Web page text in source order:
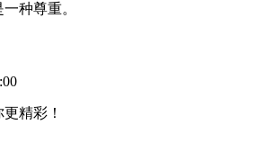
种尊重。
精彩！